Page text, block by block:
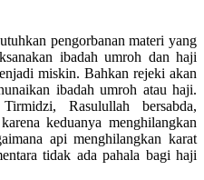
pengorbanan materi yang
ibadah umroh dan haji
miskin. Bahkan rejeki akan
ibadah umroh atau haji.
Rasulullah bersabda,
keduanya menghilangkan
api menghilangkan karat
tidak ada pahala bagi haji